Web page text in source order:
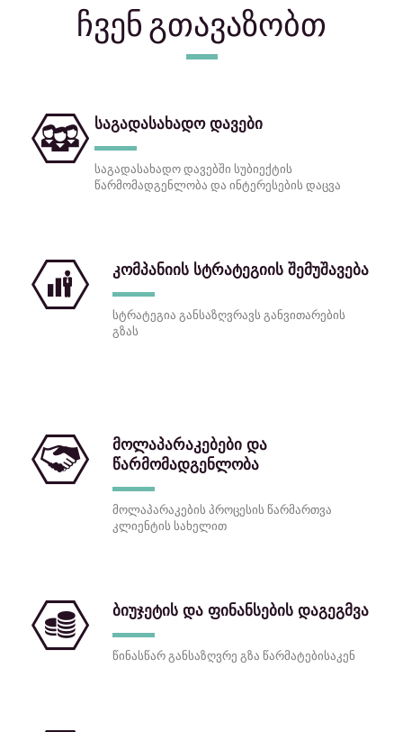
ჩვენ გთავაზობთ
საგადასახადო დავები
საგადასახადო დავებში სუბიექტის
წარმომადგენლობა და ინტერესების დაცვა
კომპანიის სტრატეგიის შემუშავება
სტრატეგია განსაზღვრავს განვითარების
გზას
მოლაპარაკებები და
წარმომადგენლობა
მოლაპარაკების პროცესის წარმართვა
კლიენტის სახელით
ბიუჯეტის და ფინანსების დაგეგმვა
წინასწარ განსაზღვრე გზა წარმატებისაკენ